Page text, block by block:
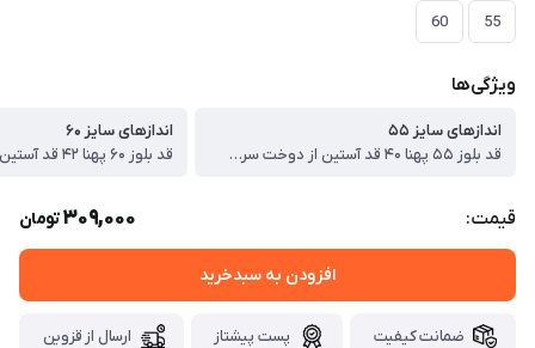
55
60
ویژگی‌ها
اندازهای سایز ۵۵
قد بلوز ۵۵ پهنا ۴۰ قد آستین از دوخت سرشانه ۴۶ قد شلوار۸۱ سانت
اندازهای سایز ۶۰
قیمت: 309,000تومان
افزودن به سبدخرید
ضمانت کیفیت پست پیشتاز ارسال از قزوین